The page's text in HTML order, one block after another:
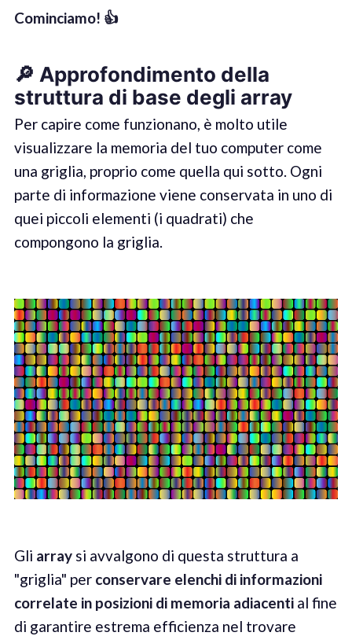
Cominciamo! 👍
🔎 Approfondimento della
struttura di base degli array
Per capire come funzionano, è molto utile
visualizzare la memoria del tuo computer come
una griglia, proprio come quella qui sotto. Ogni
parte di informazione viene conservata in uno di
quei piccoli elementi (i quadrati) che
compongono la griglia.
Gli array si avvalgono di questa struttura a
"griglia" per conservare elenchi di informazioni
correlate in posizioni di memoria adiacenti al fine
di garantire estrema efficienza nel trovare